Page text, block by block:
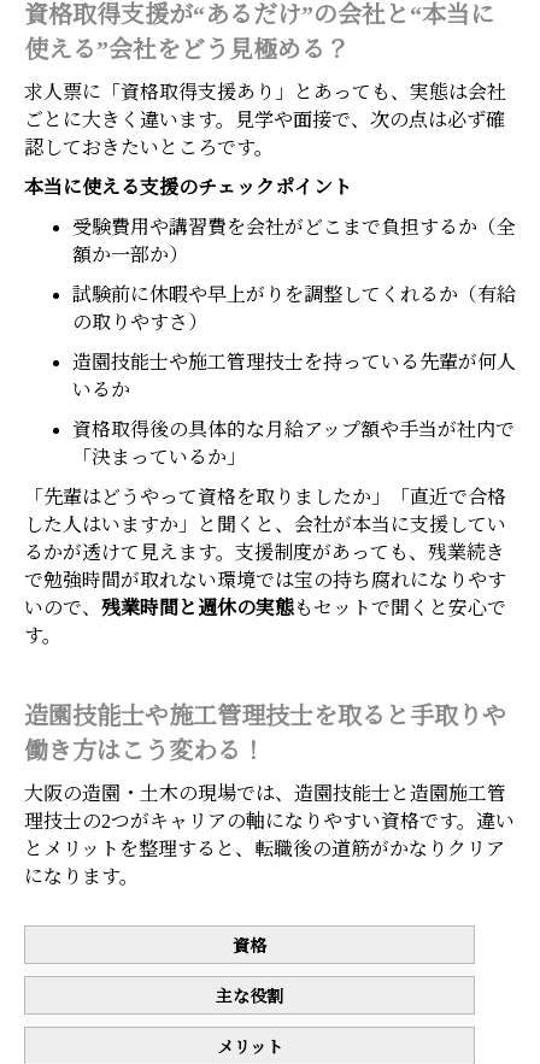
資格取得支援が“あるだけ”の会社と“本当に
使える”会社をどう見極める？
求人票に「資格取得支援あり」とあっても、実態は会社
ごとに大きく違います。見学や面接で、次の点は必ず確
認しておきたいところです。
本当に使える支援のチェックポイント
受験費用や講習費を会社がどこまで負担するか（全
額か一部か）
試験前に休暇や早上がりを調整してくれるか（有給
の取りやすさ）
造園技能士や施工管理技士を持っている先輩が何人
いるか
資格取得後の具体的な月給アップ額や手当が社内で
「決まっているか」
「先輩はどうやって資格を取りましたか」「直近で合格
した人はいますか」と聞くと、会社が本当に支援してい
るかが透けて見えます。支援制度があっても、残業続き
で勉強時間が取れない環境では宝の持ち腐れになりやす
いので、 残業時間と週休の実態もセットで聞くと安心で
す。
造園技能士や施工管理技士を取ると手取りや
働き方はこう変わる！
大阪の造園・土木の現場では、造園技能士と造園施工管
理技士の2つがキャリアの軸になりやすい資格です。違い
とメリットを整理すると、転職後の道筋がかなりクリア
になります。
資格
主な役割
メリット